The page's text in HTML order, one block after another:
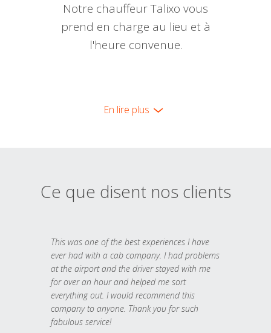
Notre chauffeur Talixo vous
prend en charge au lieu et à
l'heure convenue.
En lire plus
Ce que disent nos clients
This was one of the best experiences I have
ever had with a cab company. I had problems
at the airport and the driver stayed with me
for over an hour and helped me sort
everything out. I would recommend this
company to anyone. Thank you for such
fabulous service!